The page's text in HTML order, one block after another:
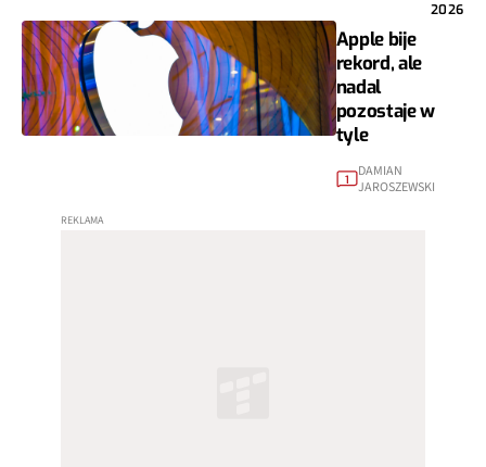
2026
Apple bije
rekord, ale
nadal
pozostaje w
tyle
1
DAMIAN
JAROSZEWSKI